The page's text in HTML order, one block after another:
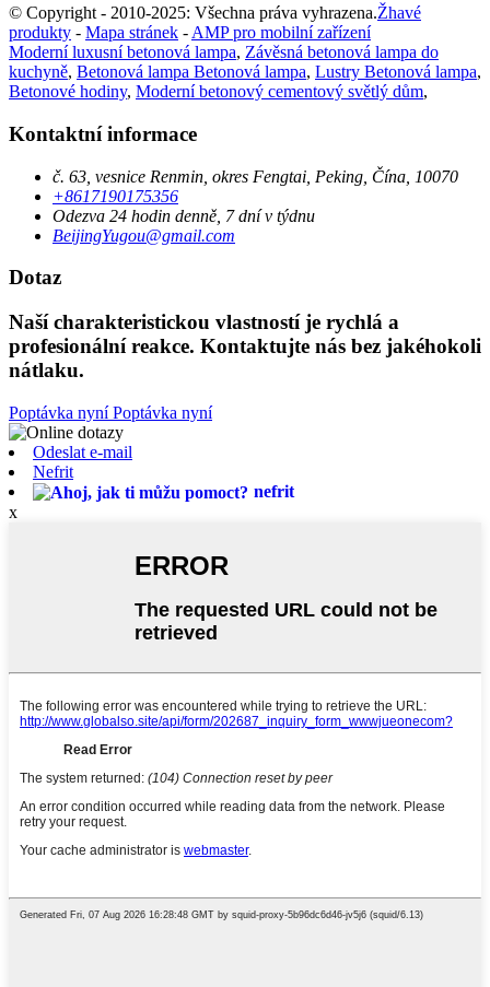
© Copyright - 2010-2025: Všechna práva vyhrazena.Žhavé
produkty - Mapa stránek - AMP pro mobilní zařízení
Moderní luxusní betonová lampa, Závěsná betonová lampa do
kuchyně, Betonová lampa Betonová lampa, Lustry Betonová lampa,
Betonové hodiny, Moderní betonový cementový světlý dům,
Kontaktní informace
č. 63, vesnice Renmin, okres Fengtai, Peking, Čína, 10070
+8617190175356
Odezva 24 hodin denně, 7 dní v týdnu
BeijingYugou@gmail.com
Dotaz
Naší charakteristickou vlastností je rychlá a
profesionální reakce. Kontaktujte nás bez jakéhokoli
nátlaku.
Poptávka nyní Poptávka nyní
Odeslat e-mail
Nefrit
nefrit
x